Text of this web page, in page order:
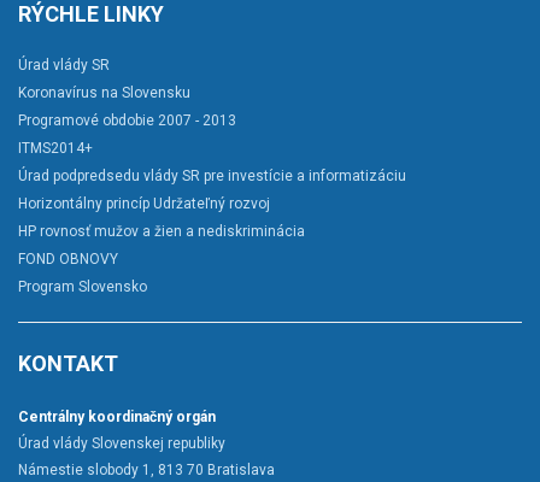
RÝCHLE LINKY
Úrad vlády SR
Koronavírus na Slovensku
Programové obdobie 2007 - 2013
ITMS2014+
Úrad podpredsedu vlády SR pre investície a informatizáciu
Horizontálny princíp Udržateľný rozvoj
HP rovnosť mužov a žien a nediskriminácia
FOND OBNOVY
Program Slovensko
KONTAKT
Centrálny koordinačný orgán
Úrad vlády Slovenskej republiky
Námestie slobody 1, 813 70 Bratislava